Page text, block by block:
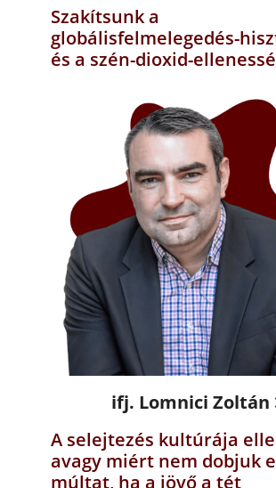
Szakítsunk a
globálisfelmelegedés-
és a szén-dioxid-
ifj. Lomnici Zoltán
A selejtezés kultúrája
avagy miért nem dobjuk
múltat, ha a jövő a tét